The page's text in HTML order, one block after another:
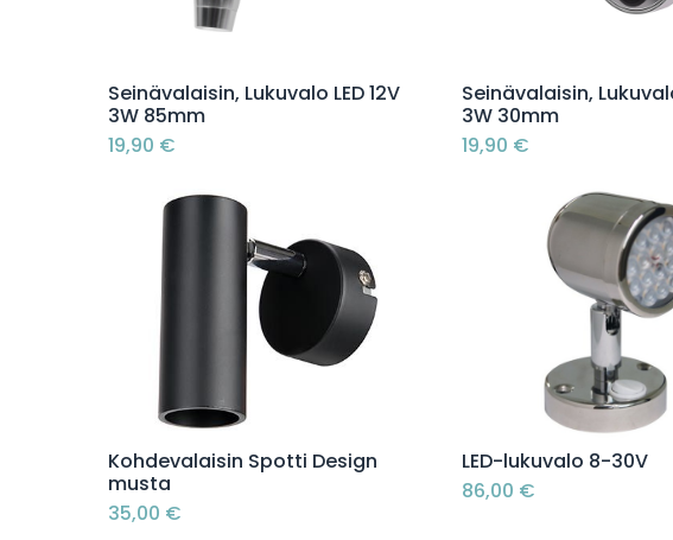
Lisää ostoskoriin
Seinävalaisin, Lukuvalo LED 12V
3W 85mm
19,90 €
Lisää
Seinävalaisin,
3W 30mm
19,90 €
Lisää ostoskoriin
Kohdevalaisin Spotti Design
musta
35,00 €
Lisää
LED-lukuvalo 8-30V
86,00 €